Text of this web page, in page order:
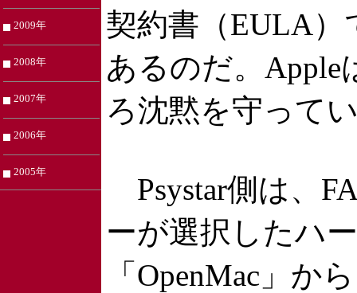
2009年
2008年
2007年
2006年
2005年
契約書（EULA）
あるのだ。
ろ沈黙を守って
Psystar側は、
ーが選択したハ
「OpenMac」